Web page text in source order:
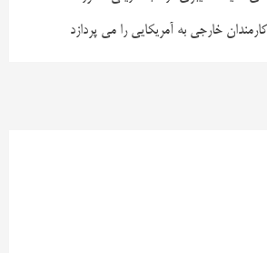
خارجی به آمریکایی را می پردازد